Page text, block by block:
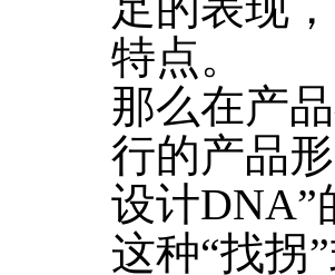
特点。
那么在产
行的产品
设计DNA”
这种“找拐